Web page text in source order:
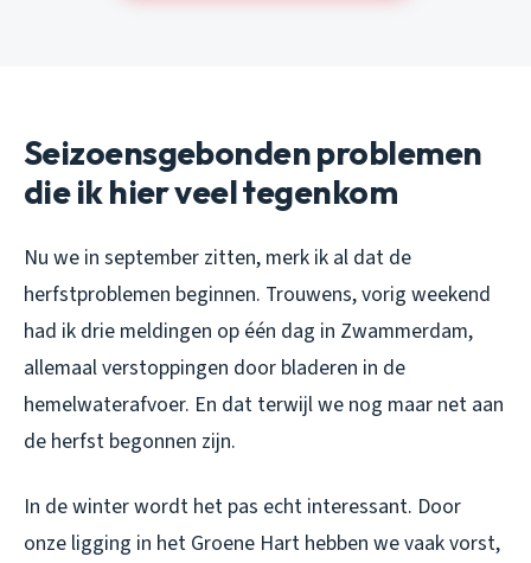
Seizoensgebonden problemen
die ik hier veel tegenkom
Nu we in september zitten, merk ik al dat de
herfstproblemen beginnen. Trouwens, vorig weekend
had ik drie meldingen op één dag in Zwammerdam,
allemaal verstoppingen door bladeren in de
hemelwaterafvoer. En dat terwijl we nog maar net aan
de herfst begonnen zijn.
In de winter wordt het pas echt interessant. Door
onze ligging in het Groene Hart hebben we vaak vorst,